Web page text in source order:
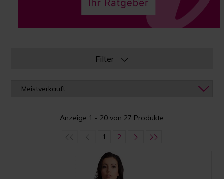
Filter
Anzeige 1 - 20 von 27 Produkte
1 2